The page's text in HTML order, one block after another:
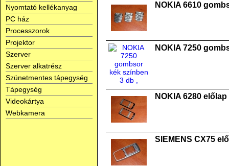
Nyomtató kellékanyag
PC ház
Processzorok
Projektor
Szerver
Szerver alkatrész
Szünetmentes tápegység
Tápegység
Videokártya
Webkamera
NOKIA 6610
NOKIA 7250
NOKIA 6280
SIEMENS CX75